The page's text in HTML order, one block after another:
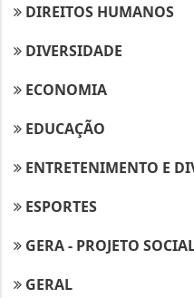
DIREITOS HUMANOS
DIVERSIDADE
ECONOMIA
EDUCAÇÃO
ENTRETENIMENTO E
ESPORTES
GERA - PROJETO
GERAL